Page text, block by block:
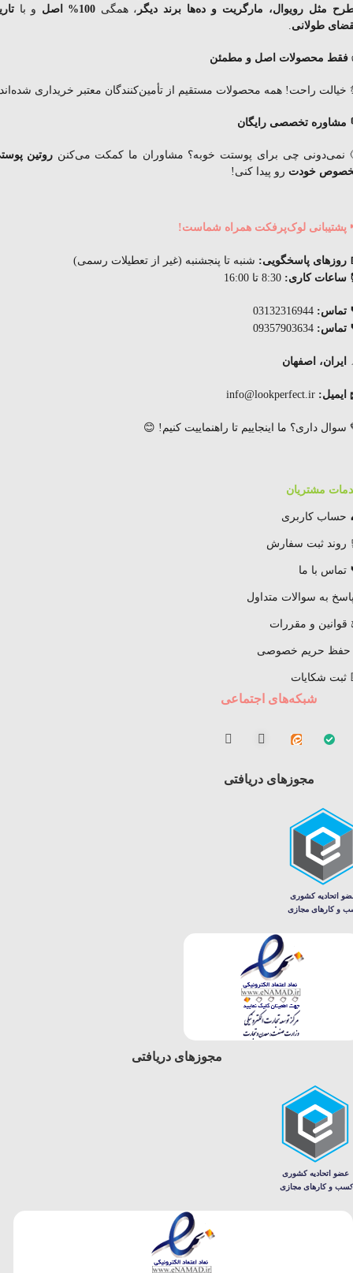
مثل رویوال، مارگریت و ده‌ها برند دیگر ، همگی 100% اصل و با
طولانی.
فقط محصولات اصل و مطمئن
خیالت راحت! همه محصولات مستقیم از تأمین‌کنندگان معتبر خریداری
مشاوره تخصصی رایگان
نمی‌دونی چی برای پوستت خوبه؟ مشاوران ما کمکت می‌کنن روتین
خودت رو پیدا کنی!
پشتیبانی لوک‌پرفکت همراه شماست!
روزهای پاسخگویی: شنبه تا پنجشنبه (غیر از تعطیلات رسمی)
ساعات کاری:
تماس:
تماس:
ایران، اصفهان
ایمیل:
سوال داری؟ ما اینجاییم تا راهنماییت کنیم! 😊
مشتریان
حساب کاربری
روند ثبت سفارش
تماس با ما
به سوالات متداول
و مقررات
حفظ حریم خصوصی
ثبت شکایات
شبکه‌های اجتماعی
مجوزهای دریافتی
مجوزهای دریافتی